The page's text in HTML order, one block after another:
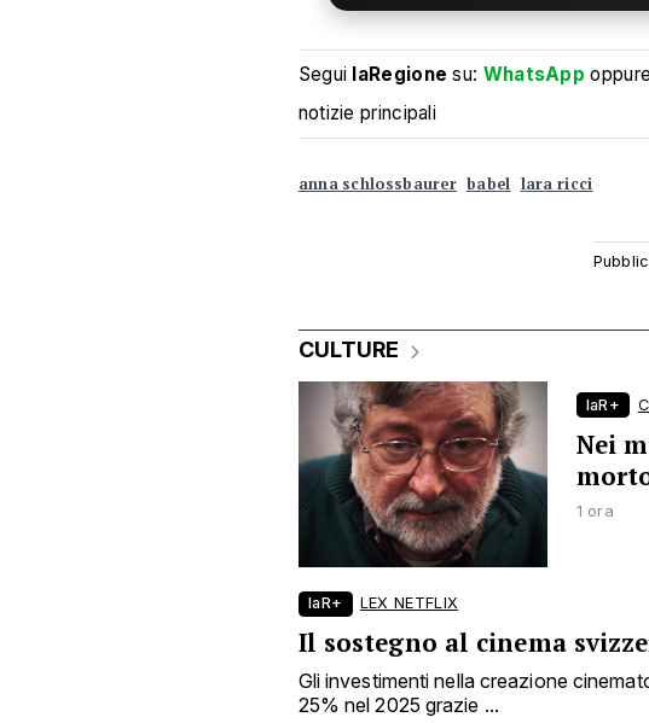
Segui laRegione su: WhatsApp oppure
notizie principali
anna schlossbaurer babel lara ricci
CULTURE
laR+
Nei
1 ora
laR+ LEX NETFLIX
Il sostegno al cinema
Gli investimenti nella creazione
25% nel 2025 grazie ...